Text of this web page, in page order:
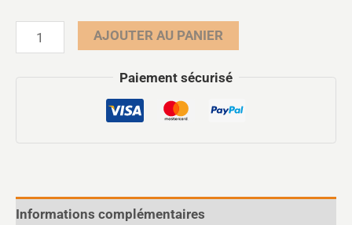
AJOUTER AU PANIER
Paiement sécurisé
Informations complémentaires